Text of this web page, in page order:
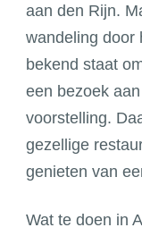
aan den Rijn.
wandeling door
bekend staat
een bezoek
voorstelling.
gezellige
genieten van
Wat te doen in